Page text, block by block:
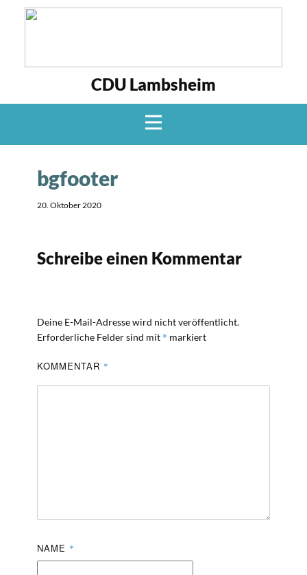
CDU Lambsheim
bgfooter
20. Oktober 2020
Schreibe einen Kommentar
Deine E-Mail-Adresse wird nicht veröffentlicht.
Erforderliche Felder sind mit * markiert
KOMMENTAR *
NAME *